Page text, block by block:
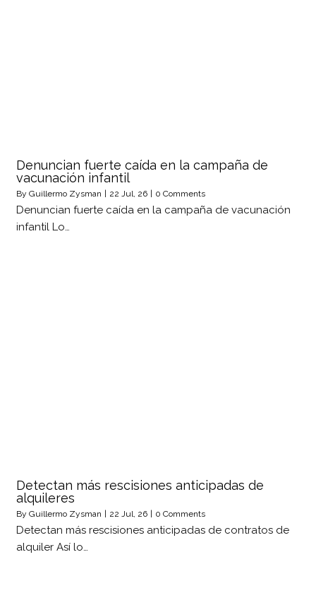
Denuncian fuerte caída en la campaña de
vacunación infantil
By Guillermo Zysman | 22 Jul, 26 | 0 Comments
Denuncian fuerte caída en la campaña de vacunación
infantil Lo…
Detectan más rescisiones anticipadas de
alquileres
By Guillermo Zysman | 22 Jul, 26 | 0 Comments
Detectan más rescisiones anticipadas de contratos de
alquiler Así lo…